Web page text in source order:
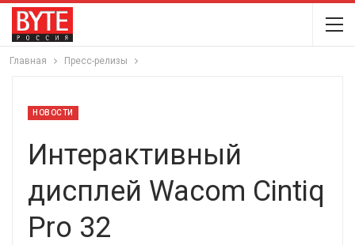
Главная Пресс-релизы
НОВОСТИ
Интерактивный
дисплей Wacom Cintiq
Pro 32